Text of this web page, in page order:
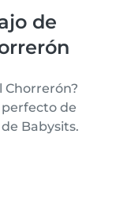
de
Chorrerón?
de
Babysits.